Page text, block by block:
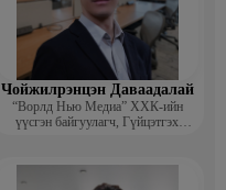
Чойжилрэнцэн Даваадалай
“Ворлд Нью Медиа” ХХК-ийн
үүсгэн байгуулагч, Гүйцэтгэх